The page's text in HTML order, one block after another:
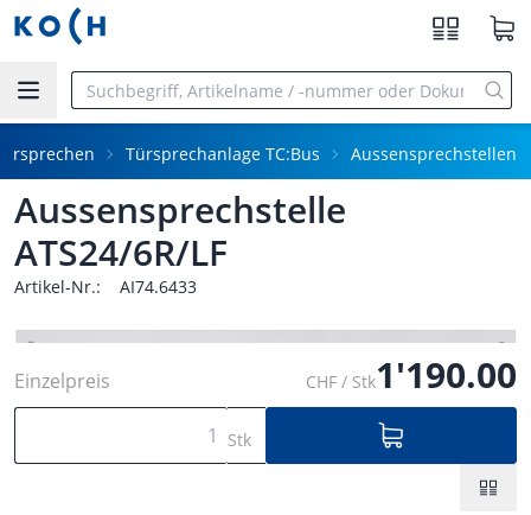
Zum Hauptinhalt springen
Türsprechanlage TC:Bus Aussensprechstellen
Aussensprechstelle
ATS24/6R/LF
Artikel-Nr.: AI74.6433
Einzelpreis CHF / Stk1'190.00
Stk